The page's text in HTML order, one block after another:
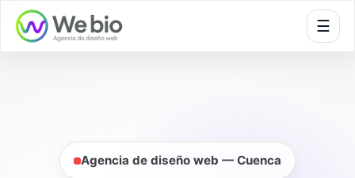
☰
Agencia de diseño web — Cuenca